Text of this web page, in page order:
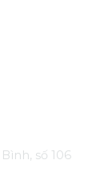
số 106